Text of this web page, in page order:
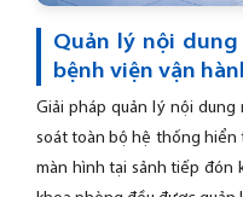
Quản lý nội
bệnh viện vận
Giải pháp quản lý nội
soát toàn bộ hệ thống hiển
màn hình tại sảnh tiếp đón